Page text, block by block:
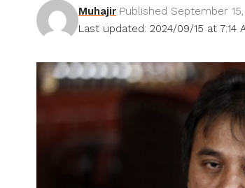
Last updated: 2024/09/15 at 7:14
Muhajir Published September